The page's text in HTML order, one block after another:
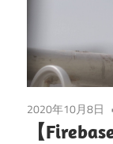
2020年10月8日
【